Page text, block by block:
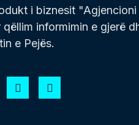
i biznesit "Agjencioni
informimin e gjerë
e Pejës.